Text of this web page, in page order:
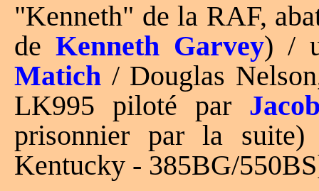
"Kenneth" de la RAF,
de Kenneth Garvey) /
Matich / Douglas
LK995 piloté par
prisonnier par la
Kentucky - 385BG/